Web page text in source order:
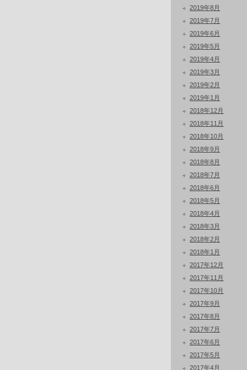
2019年8月
2019年7月
2019年6月
2019年5月
2019年4月
2019年3月
2019年2月
2019年1月
2018年12月
2018年11月
2018年10月
2018年9月
2018年8月
2018年7月
2018年6月
2018年5月
2018年4月
2018年3月
2018年2月
2018年1月
2017年12月
2017年11月
2017年10月
2017年9月
2017年8月
2017年7月
2017年6月
2017年5月
2017年4月